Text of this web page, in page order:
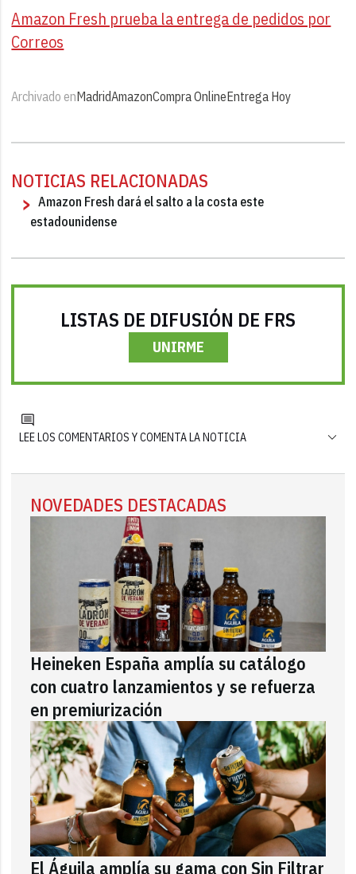
Amazon Fresh prueba la entrega de pedidos por
Correos
Archivado enMadridAmazonCompra OnlineEntrega Hoy
NOTICIAS RELACIONADAS
Amazon Fresh dará el salto a la costa este
estadounidense
LISTAS DE DIFUSIÓN DE FRS
UNIRME
LEE LOS COMENTARIOS Y COMENTA LA NOTICIA
NOVEDADES DESTACADAS
Heineken España amplía su catálogo
con cuatro lanzamientos y se refuerza
en premiurización
El Águila amplía su gama con Sin Filtrar